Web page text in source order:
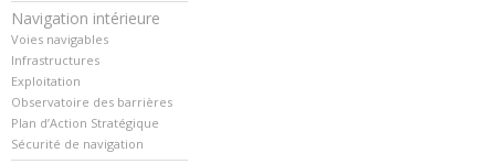
Navigation intérieure
Voies navigables
Infrastructures
Exploitation
Observatoire des barrières
Plan d’Action Stratégique
Sécurité de navigation